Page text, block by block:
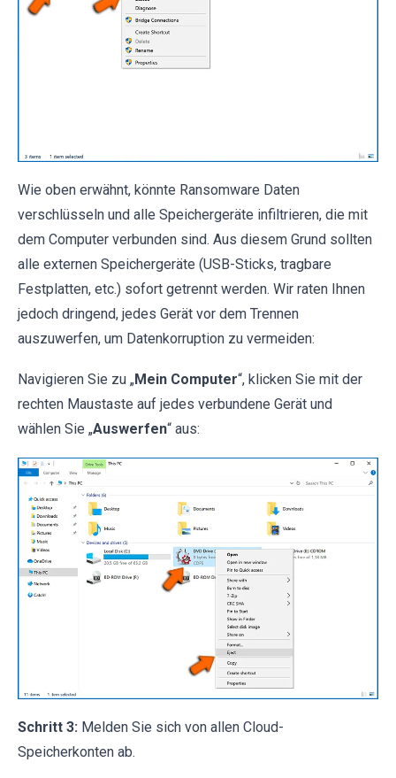
Wie oben erwähnt, könnte Ransomware Daten
verschlüsseln und alle Speichergeräte infiltrieren, die mit
dem Computer verbunden sind. Aus diesem Grund sollten
alle externen Speichergeräte (USB-Sticks, tragbare
Festplatten, etc.) sofort getrennt werden. Wir raten Ihnen
jedoch dringend, jedes Gerät vor dem Trennen
auszuwerfen, um Datenkorruption zu vermeiden:
Navigieren Sie zu „Mein Computer“, klicken Sie mit der
rechten Maustaste auf jedes verbundene Gerät und
wählen Sie „Auswerfen“ aus:
Schritt 3: Melden Sie sich von allen Cloud-
Speicherkonten ab.